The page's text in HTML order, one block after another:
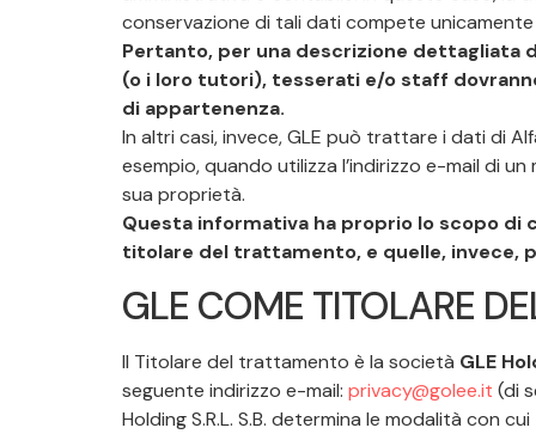
conservazione di tali dati compete
Pertanto, per una descrizione
(o i loro tutori), tesserati e/o staff
di appartenenza.
In altri casi, invece, GLE può trattare i dati di
esempio, quando utilizza l’indirizzo e-mail di
sua proprietà.
Questa informativa ha proprio lo scopo
titolare del trattamento, e quelle, invece,
GLE COME TITOLARE
Il Titolare del trattamento è la società GLE
seguente indirizzo e-mail: privacy@golee.it (di
Holding S.R.L. S.B. determina le modalità con